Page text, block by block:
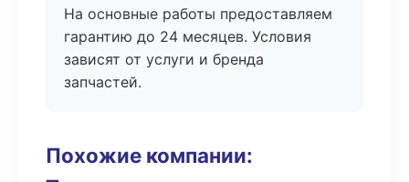
На основные работы предоставляем
гарантию до 24 месяцев. Условия
зависят от услуги и бренда
запчастей.
Похожие компании: